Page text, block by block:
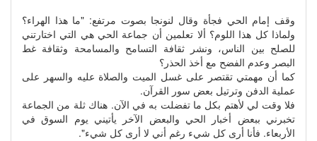
وقف إمام الحي فجأة وقال لنونجا بصوت مرتفع: "ما هذا الهراء؟
ولماذا كل هذا اللوم؟ ألا تعلمين أن جماعة الحي هي التي اختارتني
للصلح بين الناس، ونشر ثقافة التسامح والمسامحة وثقافة غط
البصر وعدم الفضح مع أخذ الحذر؟
كما أن مهمتي تقتصر على غسل الميت والصلاة عليه والسهر على
عملية الدفن وترتيل بعض سور القرآن.
فلا وقت لي لأهتم بكل ما تفضلت به في الآن. هناك ثلة من الجماعة
تخبرني ببعض أخبار الحي والبعض الآخر يأتيني يوم السوق في
الأربعاء. فأنا أرى كل شيء رغم أني لا أرى كل شيء".